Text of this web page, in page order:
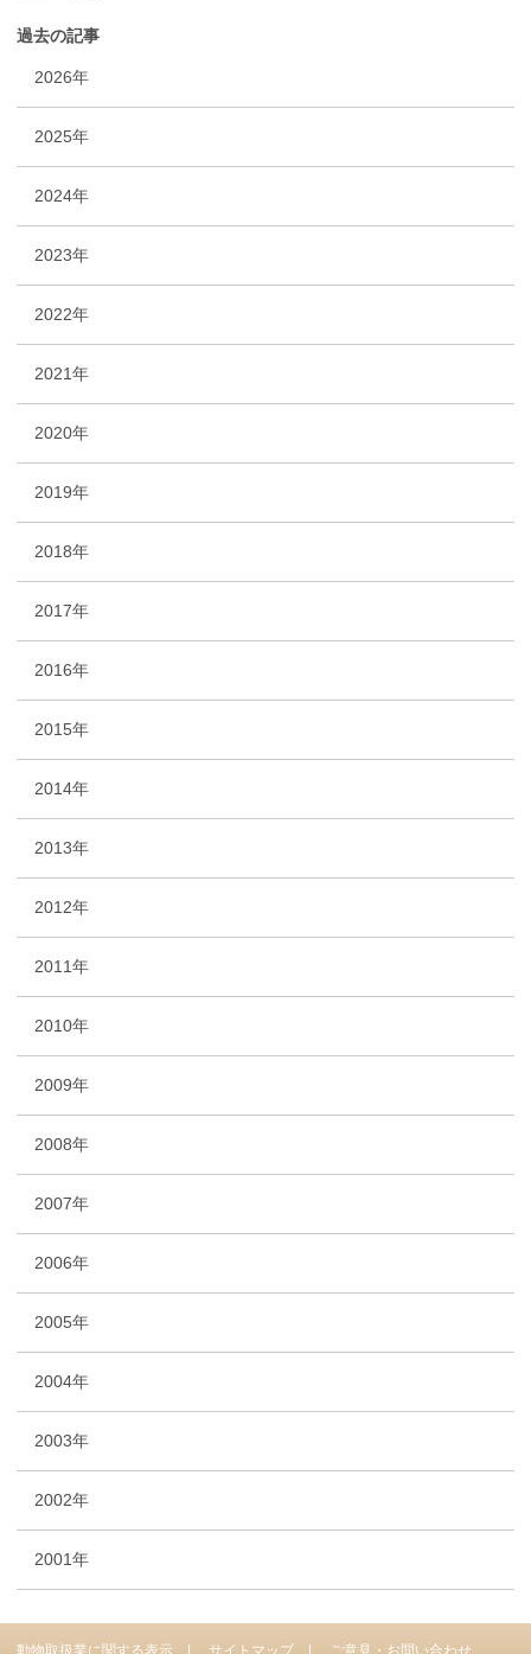
過去の記事
2026年
2025年
2024年
2023年
2022年
2021年
2020年
2019年
2018年
2017年
2016年
2015年
2014年
2013年
2012年
2011年
2010年
2009年
2008年
2007年
2006年
2005年
2004年
2003年
2002年
2001年